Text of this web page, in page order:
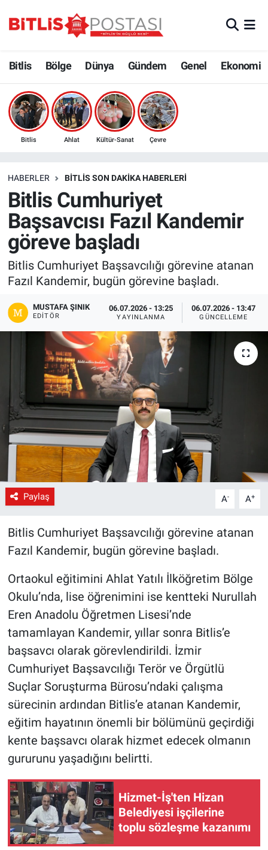
Bitlis Bölge Dünya Gündem Genel Ekonomi
Bitlis Ahlat Kültür-Sanat Çevre
HABERLER BITLIS SON DAKIKA HABERLERI
Bitlis Cumhuriyet
Başsavcısı Fazıl Kandemir
göreve başladı
Bitlis Cumhuriyet Başsavcılığı görevine atanan
Fazıl Kandemir, bugün görevine başladı.
MUSTAFA ŞINIK
EDITÖR
06.07.2026 - 13:25
YAYINLANMA
06.07.2026 - 13:47
GÜNCELLEME
Paylaş A- A+
Bitlis Cumhuriyet Başsavcılığı görevine atanan
Fazıl Kandemir, bugün görevine başladı.
Ortaokul eğitimini Ahlat Yatılı İlköğretim Bölge
Okulu’nda, lise öğrenimini ise kentteki Nurullah
Eren Anadolu Öğretmen Lisesi’nde
tamamlayan Kandemir, yıllar sonra Bitlis’e
başsavcı olarak görevlendirildi. İzmir
Cumhuriyet Başsavcılığı Terör ve Örgütlü
Suçlar Soruşturma Bürosu’ndaki çalışma
sürecinin ardından Bitlis’e atanan Kandemir,
eğitim hayatının önemli bir bölümünü geçirdiği
kente başsavcı olarak hizmet edecek olmanın
gururunu yaşadığını belirtti.
Hizmet-İş'ten Hizan
Belediyesi işçilerine
toplu sözleşme kazanımı
Bölge
Çevre
Eğitim
Ekonomi
Genel
Kültür-Sanat
Magazin
Politika
Resmi İlanlar
Sağlık
Siyaset
Spor
Yerel
Bitlis Trafik Yoğunluk Haritası
Süper Lig Puan Durumu ve Fikstür
Son Dakika Haberleri
Haber Arşivi